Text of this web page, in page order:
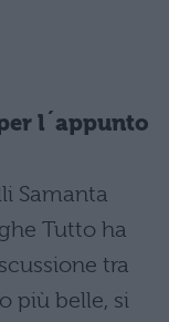
l´appunto
Samanta
Tutto ha
tra
più belle, si